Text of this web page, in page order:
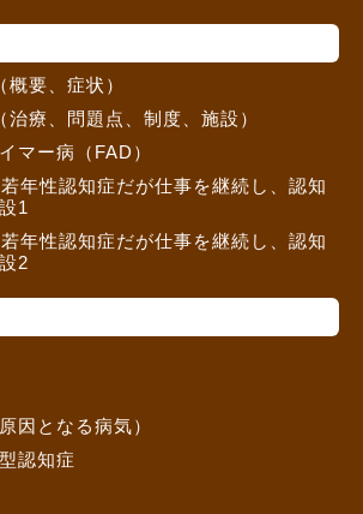
要、症状）
治療、問題点、制度、施設）
マー病（FAD）
若年性認知症だが仕事を継続し、認知
1
若年性認知症だが仕事を継続し、認知
2
因となる病気）
認知症